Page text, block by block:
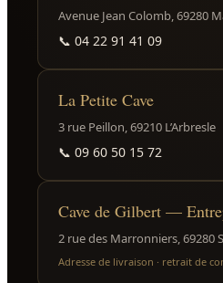
Avenue Jean Colomb, 69280
📞 04 22 91 41 09
La Petite Cave
3 rue Peillon, 69210 L’Arbresle
📞 09 60 50 15 72
Cave de Gilbert —
2 rue des Marronniers, 69280
Adresse de livraison · retrait de